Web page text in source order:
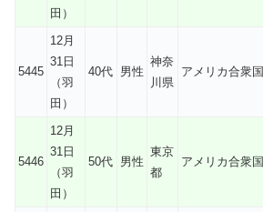
田）
5445
12月
31日
（羽
田）
40代 男性
神奈
川県
アメリカ合衆国
5446
12月
31日
（羽
田）
50代 男性
東京
都
アメリカ合衆国